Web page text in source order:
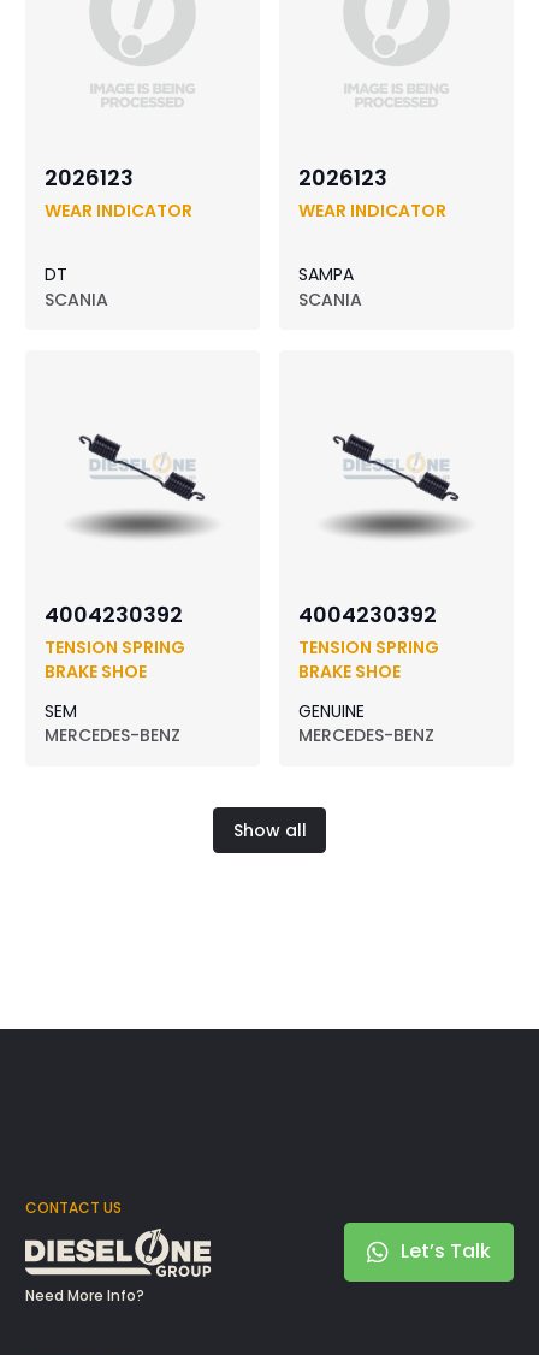
2026123
WEAR INDICATOR
DT
SCANIA
2026123
WEAR INDICATOR
SAMPA
SCANIA
4004230392
TENSION SPRING
BRAKE SHOE
SEM
MERCEDES-BENZ
4004230392
TENSION SPRING
BRAKE SHOE
GENUINE
MERCEDES-BENZ
Show all
CONTACT US
Need More Info?
Let’s Talk